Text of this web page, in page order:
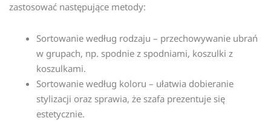
zastosować następujące metody:
Sortowanie według rodzaju – przechowywanie ubrań
w grupach, np. spodnie z spodniami, koszulki z
koszulkami.
Sortowanie według koloru – ułatwia dobieranie
stylizacji oraz sprawia, że szafa prezentuje się
estetycznie.